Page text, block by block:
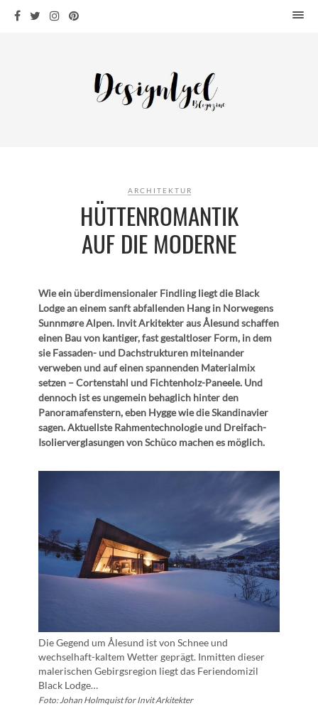
WOHNEN
KÜCHE
ARCHITEKTUR
ÜBER MICH
ARCHITEKTUR
HÜTTENROMANTIK
AUF DIE MODERNE
Wie ein überdimensionaler Findling liegt die Black
Lodge an einem sanft abfallenden Hang in Norwegens
Sunnmøre Alpen. Invit Arkitekter aus Ålesund schaffen
einen Bau von kantiger, fast gestaltloser Form, in dem
sie Fassaden- und Dachstrukturen miteinander
verweben und auf einen spannenden Materialmix
setzen – Cortenstahl und Fichtenholz-Paneele. Und
dennoch ist es ungemein behaglich hinter den
Panoramafenstern, eben Hygge wie die Skandinavier
sagen. Aktuellste Rahmentechnologie und Dreifach-
Isolierverglasungen von Schüco machen es möglich.
Die Gegend um Ålesund ist von Schnee und
wechselhaft-kaltem Wetter geprägt. Inmitten dieser
malerischen Gebirgsregion liegt das Feriendomizil
Black Lodge…
Foto: Johan Holmquist for Invit Arkitekter